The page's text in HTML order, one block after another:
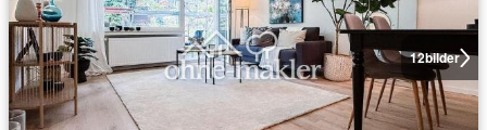
12bilder